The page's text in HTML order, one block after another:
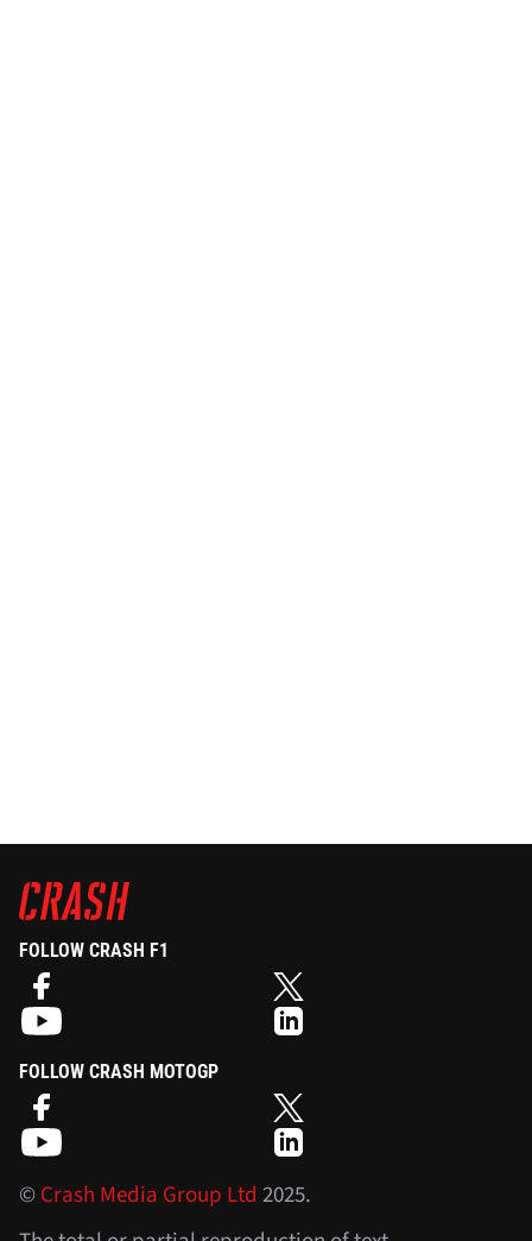
FOLLOW CRASH F1
FOLLOW CRASH MOTOGP
©Crash Media Group Ltd 2025.